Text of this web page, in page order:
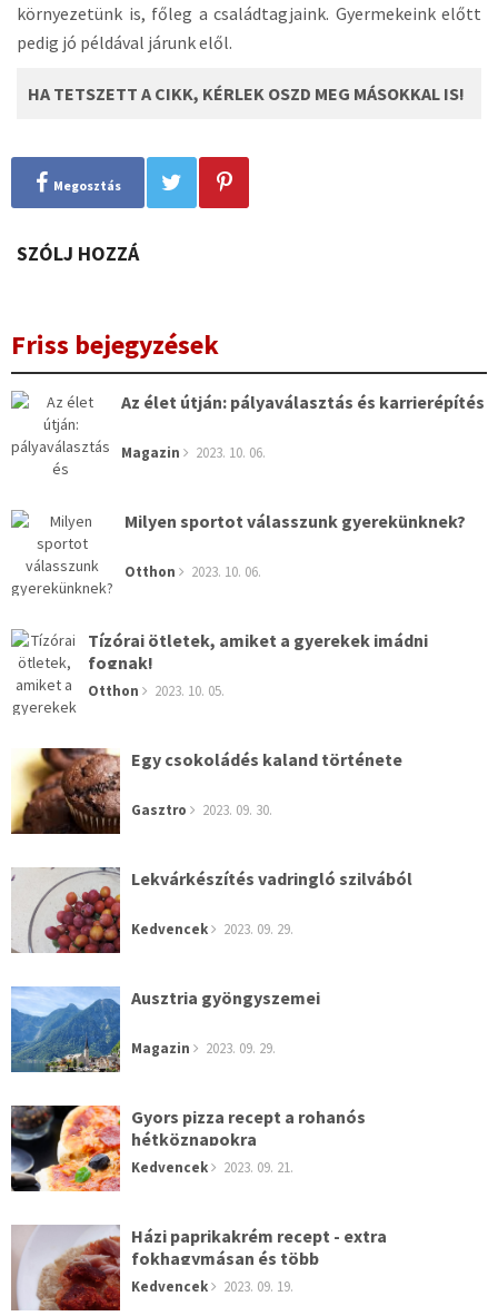
környezetünk is, főleg a családtagjaink. Gyermekeink előtt
pedig jó példával járunk elől.
HA TETSZETT A CIKK, KÉRLEK OSZD MEG MÁSOKKAL IS!
Megosztás
SZÓLJ HOZZÁ
Friss bejegyzések
Az élet útján: pályaválasztás és karrierépítés
Magazin 2023. 10. 06.
Milyen sportot válasszunk gyerekünknek?
Otthon 2023. 10. 06.
Tízórai ötletek, amiket a gyerekek imádni
fognak!
Otthon 2023. 10. 05.
Egy csokoládés kaland története
Gasztro 2023. 09. 30.
Lekvárkészítés vadringló szilvából
Kedvencek 2023. 09. 29.
Ausztria gyöngyszemei
Magazin 2023. 09. 29.
Gyors pizza recept a rohanós
hétköznapokra
Kedvencek 2023. 09. 21.
Házi paprikakrém recept - extra
fokhagymásan és több
Kedvencek 2023. 09. 19.